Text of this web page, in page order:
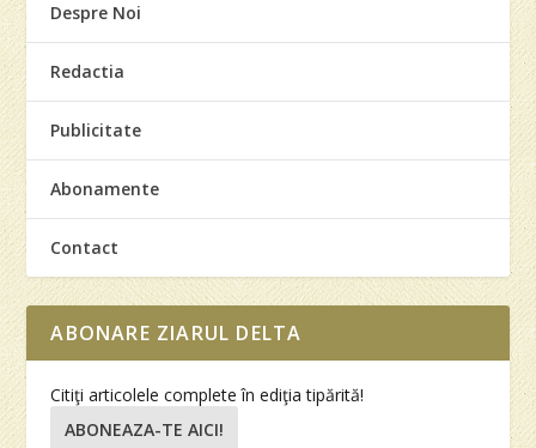
Despre Noi
Redactia
Publicitate
Abonamente
Contact
ABONARE ZIARUL DELTA
Citiţi articolele complete în ediţia tipărită!
ABONEAZA-TE AICI!